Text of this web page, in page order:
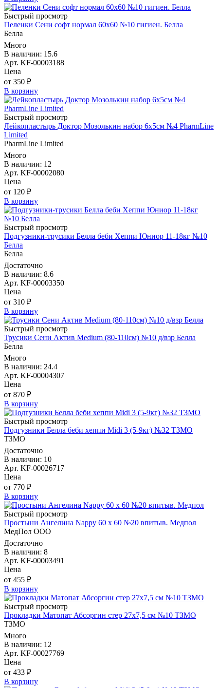
Быстрый просмотр
Пеленки Сени софт нормал 60х60 №10 гигиен. Белла
Белла
Много
В наличии: 15.6
Арт. KF-00003188
Цена
от 350 ₽
В корзину
Быстрый просмотр
Лейкопластырь Доктор Мозолькин набор 6х5см №4 PharmLine
Limited
PharmLine Limited
Много
В наличии: 12
Арт. KF-00002080
Цена
от 120 ₽
В корзину
Быстрый просмотр
Подгузники-трусики Белла беби Хеппи Юниор 11-18кг №10
Белла
Белла
Достаточно
В наличии: 8.6
Арт. KF-00003350
Цена
от 310 ₽
В корзину
Быстрый просмотр
Трусики Сени Актив Medium (80-110см) №10 д/взр Белла
Белла
Много
В наличии: 24.4
Арт. KF-00004307
Цена
от 870 ₽
В корзину
Быстрый просмотр
Подгузники Белла беби хеппи Midi 3 (5-9кг) №32 ТЗМО
ТЗМО
Достаточно
В наличии: 10
Арт. KF-00026717
Цена
от 770 ₽
В корзину
Быстрый просмотр
Простыни Ангелина Nappy 60 х 60 №20 впитыв. Медпол
МедПол ООО
Достаточно
В наличии: 8
Арт. KF-00003491
Цена
от 455 ₽
В корзину
Быстрый просмотр
Прокладки Матопат Абсоргин стер 27х7,5 см №10 ТЗМО
ТЗМО
Много
В наличии: 12
Арт. KF-00027769
Цена
от 433 ₽
В корзину